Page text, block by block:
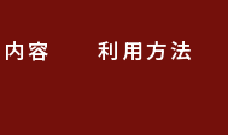
容 利用方法